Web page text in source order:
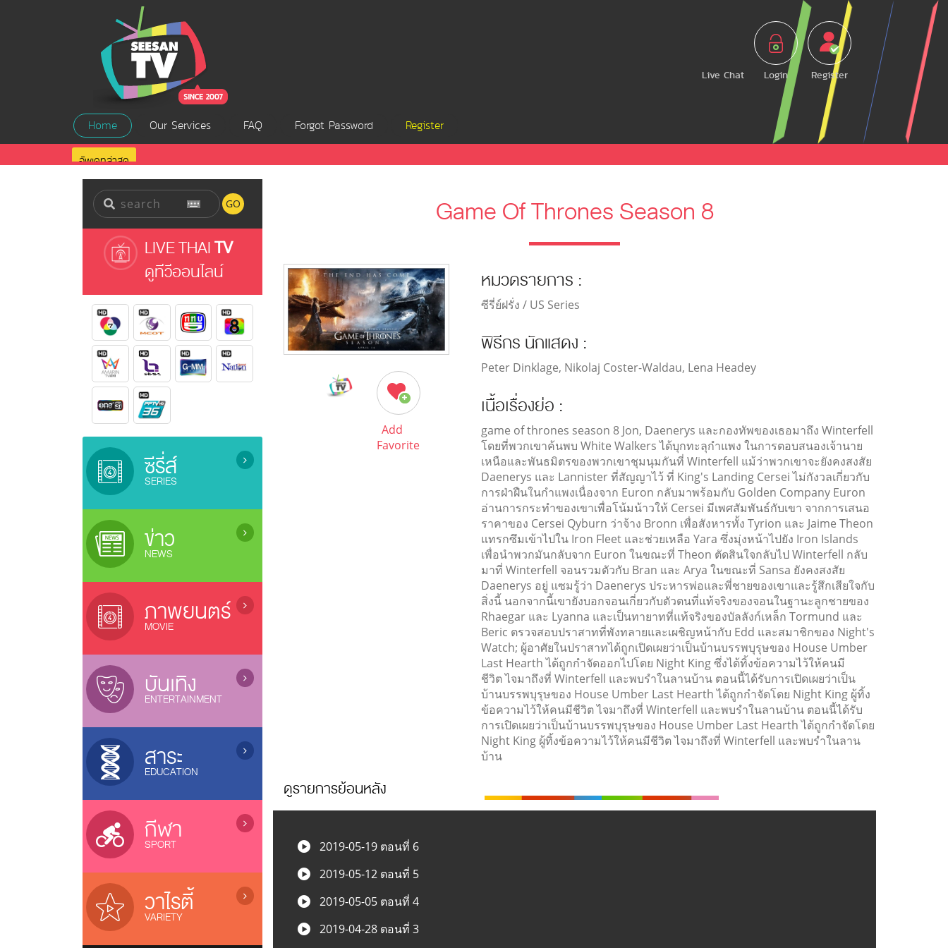
Live Chat Login Register
Home Our Services FAQ Forgot Password Register
อัพเดทล่าสุด
GO
LIVE THAITV
ดูทีวีออนไลน์
ซีรี่ส์
SERIES
ซีรี่ย์เกาหลี (เสียงไทย) / Korean
Series
ซีรี่ย์ยูริ (ซีรี่ย์หญิงรักหญิง) / Lesbian
Serie
ละครไทยรีรัน (Rerun Thai Drama)
ซีรี่ย์ญี่ปุ่น / Japanese Series
ซีรี่ย์จีน (เสียงไทย) / Chinese Series
(ended)
ละครไทย (ออนแอร์) / Thai Dramas
(On air)
ซีรี่ส์วาย / Boys Love Series
ซีรี่ย์ฝรั่ง / US Series
ซีรี่ย์เกาหลี (ซับไทย) / Korean Series
(sub thai)
ซีรี่ย์ฟิลิปปินส์ / Filipino Series
ซิทคอม / Sitcom
ข่าว
NEWS
ข่าว / News
ข่าวบันเทิง / Entertainment News
ภาพยนตร์
MOVIE
ภาพยนตร์ไทย / Thai Movies
ภาพยนตร์แอนนิเมชั่น / Animation
หนังไทยใหม่ / New Thai Movies
ภาพยนตร์เกาหลี / Korean Movies
ภาพยนตร์จีน / Chinese Movies
หนังดังช่อง 3, 7, 9, One
ภาพยนตร์อินเดีย / Indian Movies
ภาพยนตร์ญี่ปุ่น / Japanese Movies
ภาพยนตร์ฝรั่ง / Movies
แกะกล่องหนังไทย / Old Thai Movies
ภาพยนตร์ฝรั่งใหม่
บันเทิง
ENTERTAINMENT
การ์ตูน / Cartoons
เกมส์โชว์ / Game Shows
รายการเพลง&คอนเสิร์ต /
Music&Concert
รายการตลกขำขัน / Comedy Shows
ลิเก / Musical Folk Drama
สาระ
EDUCATION
รายการสารคดี / Documentary
บ้านและเทคโนโลยี / Home &
Technology
รายการสุขภาพ / Health Variety
รายการธรรมะ / Dhamma
รายการเด็ก / Kids Programs
รายการส่งเสริมความรู้ / Knowledge
กีฬา
SPORT
รายการกีฬา / Sports
โอลิมปิก 2024 / Olympic 2024
Riyadh World Combat Games
บอลทีมชาติไทย / Thailand Team
วาไรตี้
VARIETY
Game Of Thrones Season 8
Add
Favorite
หมวดรายการ :
ซีรี่ย์ฝรั่ง / US Series
พิธีกร นักแสดง :
Peter Dinklage, Nikolaj Coster-Waldau, Lena Headey
เนื้อเรื่องย่อ :
game of thrones season 8 Jon, Daenerys และกองทัพของเธอมาถึง Winterfell
โดยที่พวกเขาค้นพบ White Walkers ได้บุกทะลุกำแพง ในการตอบสนองเจ้านาย
เหนือและพันธมิตรของพวกเขาชุมนุมกันที่ Winterfell แม้ว่าพวกเขาจะยังคงสงสัย
Daenerys และ Lannister ที่สัญญาไว้ ที่ King's Landing Cersei ไม่กังวลเกี่ยวกับ
การฝ่าฝืนในกำแพงเนื่องจาก Euron กลับมาพร้อมกับ Golden Company Euron
อ่านการกระทำของเขาเพื่อโน้มน้าวให้ Cersei มีเพศสัมพันธ์กับเขา จากการเสนอ
ราคาของ Cersei Qyburn ว่าจ้าง Bronn เพื่อสังหารทั้ง Tyrion และ Jaime Theon
แทรกซึมเข้าไปใน Iron Fleet และช่วยเหลือ Yara ซึ่งมุ่งหน้าไปยัง Iron Islands
เพื่อนำพวกมันกลับจาก Euron ในขณะที่ Theon ตัดสินใจกลับไป Winterfell กลับ
มาที่ Winterfell จอนรวมตัวกับ Bran และ Arya ในขณะที่ Sansa ยังคงสงสัย
Daenerys อยู่ แซมรู้ว่า Daenerys ประหารพ่อและพี่ชายของเขาและรู้สึกเสียใจกับ
สิ่งนี้ นอกจากนี้เขายังบอกจอนเกี่ยวกับตัวตนที่แท้จริงของจอนในฐานะลูกชายของ
Rhaegar และ Lyanna และเป็นทายาทที่แท้จริงของบัลลังก์เหล็ก Tormund และ
Beric ตรวจสอบปราสาทที่พังทลายและเผชิญหน้ากับ Edd และสมาชิกของ Night's
Watch; ผู้อาศัยในปราสาทได้ถูกเปิดเผยว่าเป็นบ้านบรรพบุรุษของ House Umber
Last Hearth ได้ถูกกำจัดออกไปโดย Night King ซึ่งได้ทิ้งข้อความไว้ให้คนมี
ชีวิต ไจมาถึงที่ Winterfell และพบรำในลานบ้าน ตอนนี้ได้รับการเปิดเผยว่าเป็น
บ้านบรรพบุรุษของ House Umber Last Hearth ได้ถูกกำจัดโดย Night King ผู้ทิ้ง
ข้อความไว้ให้คนมีชีวิต ไจมาถึงที่ Winterfell และพบรำในลานบ้าน ตอนนี้ได้รับ
การเปิดเผยว่าเป็นบ้านบรรพบุรุษของ House Umber Last Hearth ได้ถูกกำจัดโดย
Night King ผู้ทิ้งข้อความไว้ให้คนมีชีวิต ไจมาถึงที่ Winterfell และพบรำในลาน
บ้าน
ดูรายการย้อนหลัง
2019-05-19 ตอนที่ 6
2019-05-12 ตอนที่ 5
2019-05-05 ตอนที่ 4
2019-04-28 ตอนที่ 3